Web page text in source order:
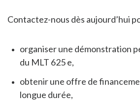
Contactez-nous dès aujourd’hui
organiser une démonstration
du MLT 625 e,
obtenir une offre de
longue durée,